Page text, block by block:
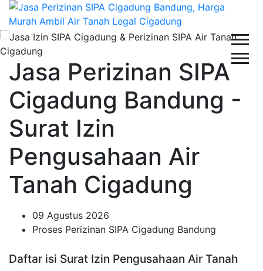
Jasa Perizinan SIPA
Cigadung Bandung -
Surat Izin
Pengusahaan Air
Tanah Cigadung
09 Agustus 2026
Proses Perizinan SIPA Cigadung Bandung
Daftar isi Surat Izin Pengusahaan Air Tanah